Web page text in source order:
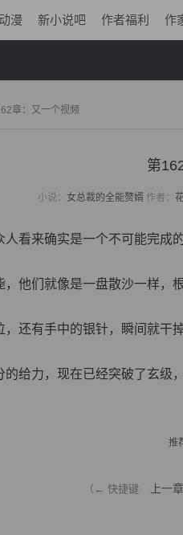
动漫 新小说吧 作者福利 作
章：又一个视频
第
小说： 女总裁的全能赘婿作者：
来确实是一个不可能完成
他们就像是一盘散沙一样，
还有手中的银针，瞬间就干
给力，现在已经突破了玄级
推
（← 快捷键 上一章